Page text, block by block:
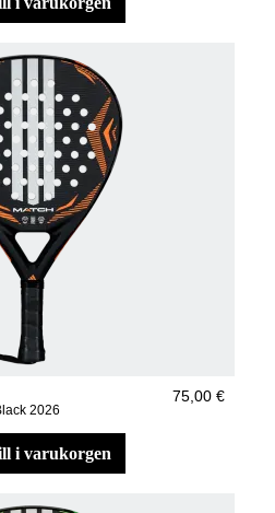
2026
75,00 €
i varukorgen